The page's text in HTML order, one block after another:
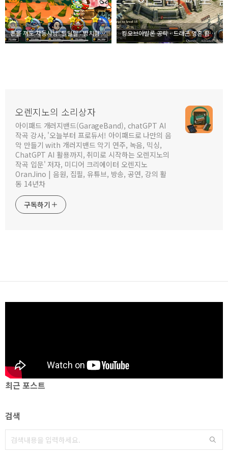
폰을 꺼도 자동사냥! 딜딜딜 : 방치형 RPG 게임 리뷰 및 공략 킹오브아발론 공략 - 드래곤 영혼 금지된 미로 보스 위치 예상하기
오렌지노의 소리상자
아이패드 개러지밴드(GarageBand), chatGPT AI
작곡 강사, '오늘부터 프로듀서! 아이패드로 나만의 음
악 만들기 with 개러지밴드 악기 연주, 녹음, 믹싱,
ChatGPT AI 활용까지, 취미로 시작하는 오렌지노의
작곡 입문' 저자, 미디어 크리에이터 오렌지노
OranJino | 음원, 집필, 유튜브, 방송, 공연, 강의 활
동 14년차
구독하기
최근 포스트
검색